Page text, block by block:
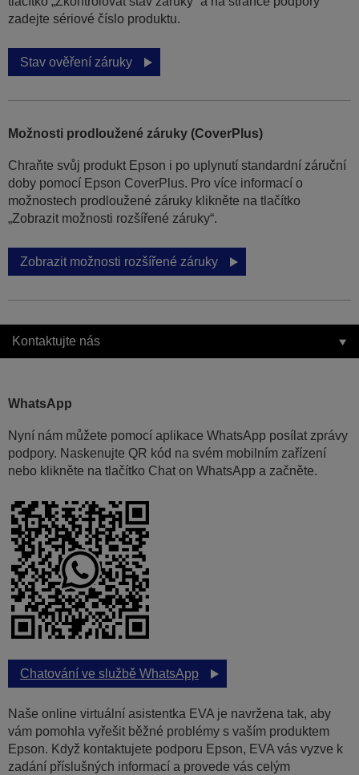
zadejte sériové číslo produktu.
Stav ověření záruky
Možnosti prodloužené záruky (CoverPlus)
Chraňte svůj produkt Epson i po uplynutí standardní záruční
doby pomocí Epson CoverPlus. Pro více informací o
možnostech prodloužené záruky klikněte na tlačítko
„Zobrazit možnosti rozšířené záruky“.
Zobrazit možnosti rozšířené záruky
Kontaktujte nás
WhatsApp
Nyní nám můžete pomocí aplikace WhatsApp posílat zprávy
podpory. Naskenujte QR kód na svém mobilním zařízení
nebo klikněte na tlačítko Chat on WhatsApp a začněte.
Chatování ve službě WhatsApp
Naše online virtuální asistentka EVA je navržena tak, aby
vám pomohla vyřešit běžné problémy s vaším produktem
Epson. Když kontaktujete podporu Epson, EVA vás vyzve k
zadání příslušných informací a provede vás celým